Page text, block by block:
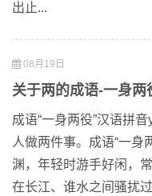
出止...
08月19日
关于两的成语-一身两
成语“一身两役”汉语拼
人做两件事。成语“一身
渊，年轻时游手好闲，
在长江、谁水之间骚扰